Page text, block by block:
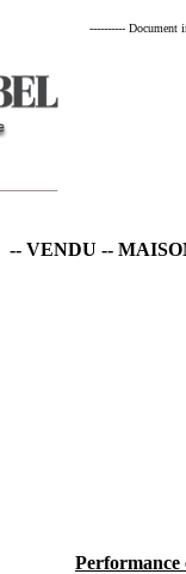
---------- Document
-- VENDU --
Performance